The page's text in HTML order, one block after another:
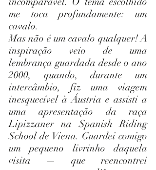
me toca profundamente: um
cavalo.
Mas não é um cavalo qualquer! A
inspiração veio de uma
lembrança guardada desde o ano
2000, quando, durante um
intercâmbio, fiz uma viagem
inesquecível à Áustria e assisti a
uma apresentação da raça
Lipizzaner na Spanish Riding
School de Viena. Guardei comigo
um pequeno livrinho daquela
visita — que reencontrei